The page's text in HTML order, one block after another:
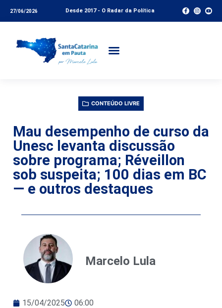
27/06/2026 Desde 2017 - O Radar da Política
CONTEÚDO LIVRE
Mau desempenho de curso da
Unesc levanta discussão
sobre programa; Réveillon
sob suspeita; 100 dias em BC
— e outros destaques
Marcelo Lula
15/04/2025 06:00